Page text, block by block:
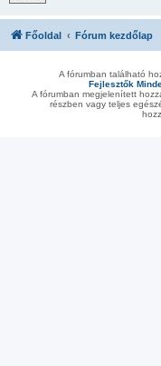
Főoldal Fórum kezdőlap
A fórumban található
Fejlesztők
A fórumban megjelenített
részben vagy teljes